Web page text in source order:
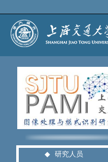
◆
研究人员